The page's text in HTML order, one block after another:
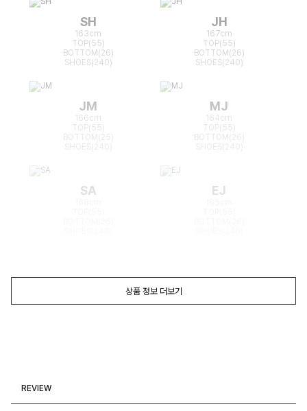
SH
163cm
TOP(55)
BOTTOM(26)
SHOES(240)
JH
167cm
TOP(55)
BOTTOM(26)
SHOES(240)
JM
166cm
TOP(55)
BOTTOM(25)
MJ
164cm
TOP(55)
BOTTOM(26)
SA EJ
상품 정보 더보기
REVIEW